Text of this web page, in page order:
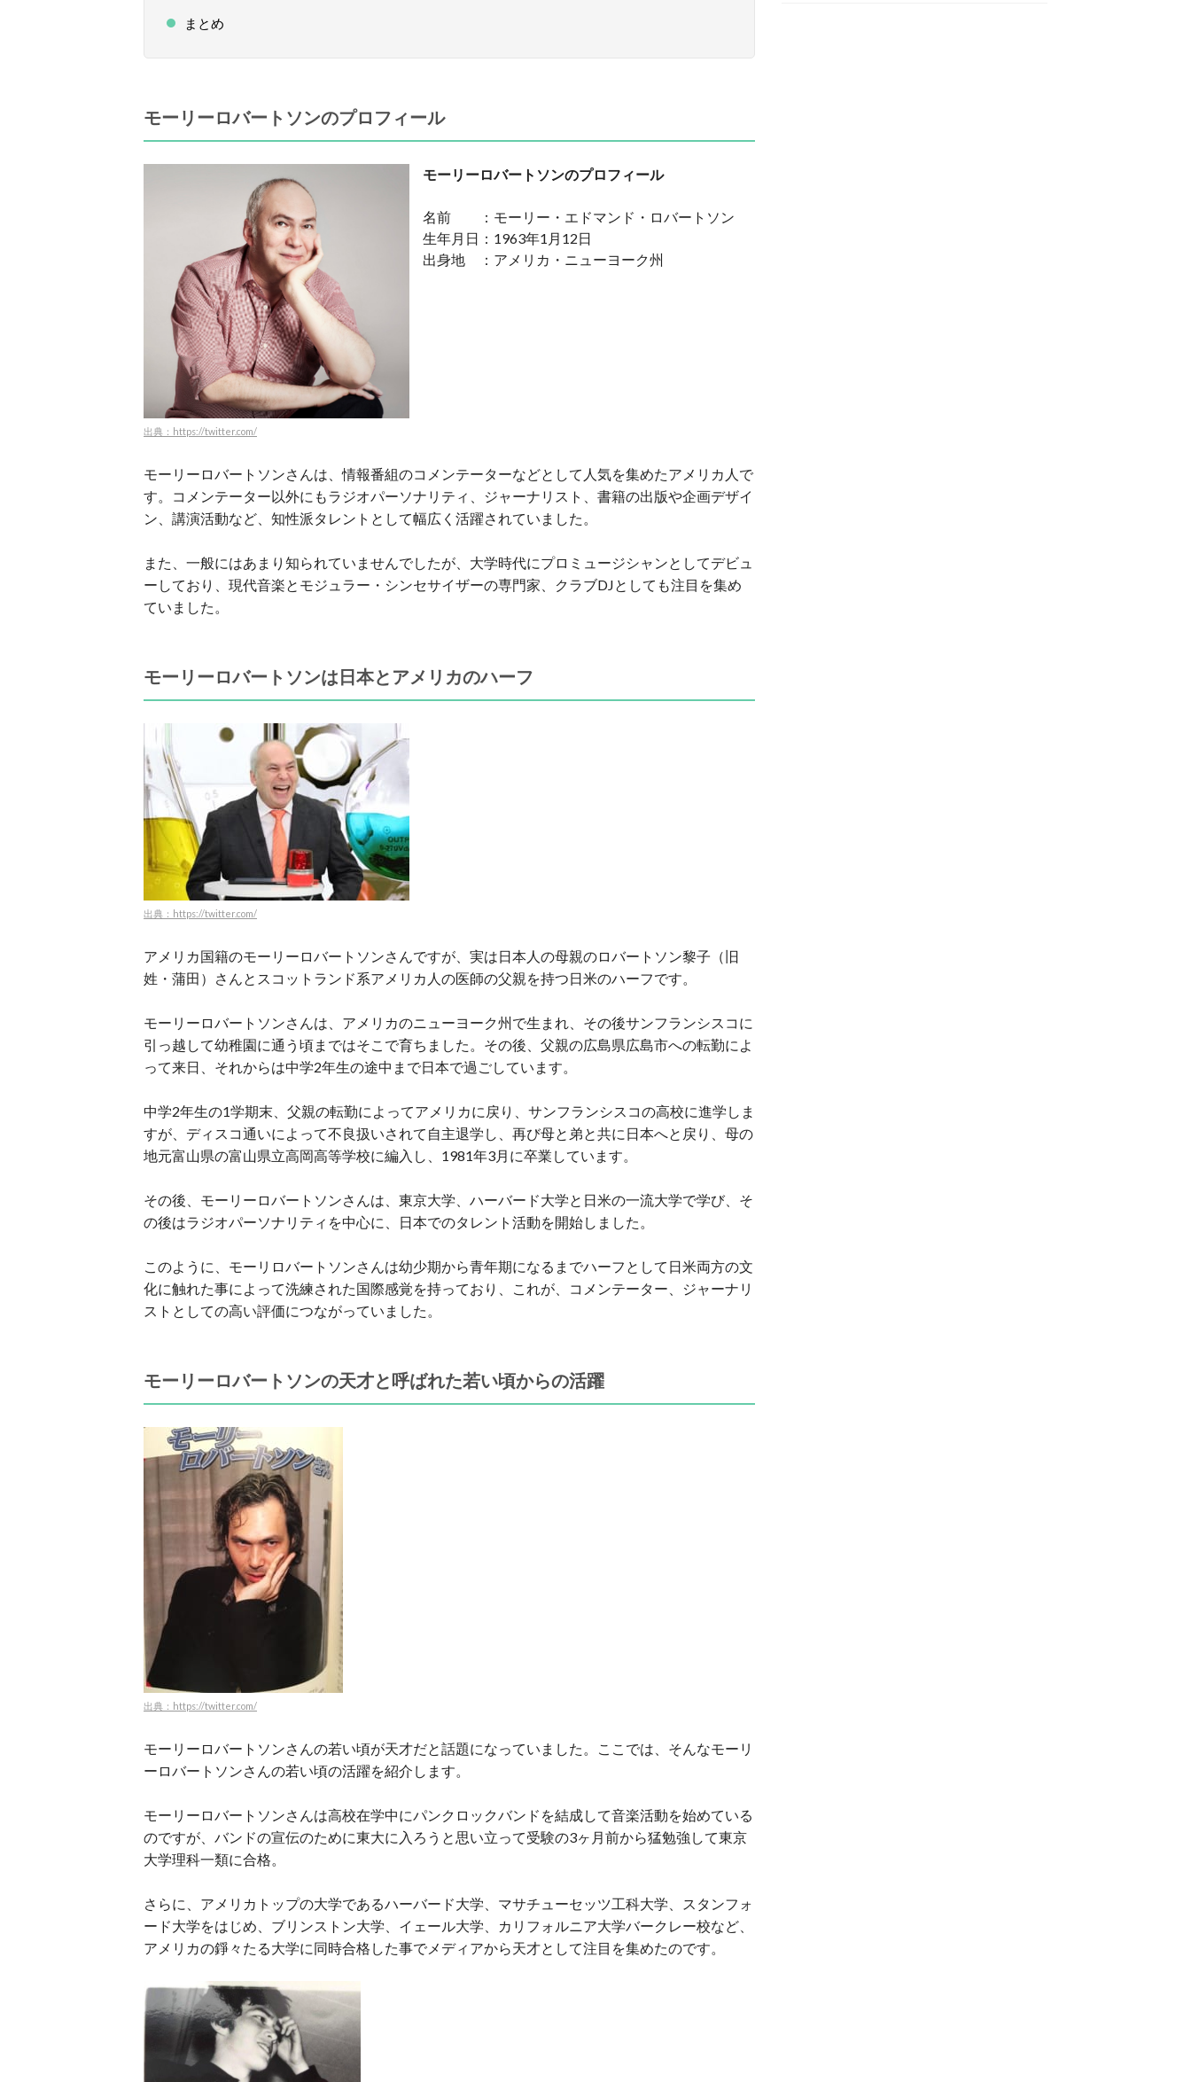
まとめ
モーリーロバートソンのプロフィール
出典：https://twitter.com/
モーリーロバートソンのプロフィール
名前 ：モーリー・エドマンド・ロバートソン
生年月日：1963年1月12日
出身地 ：アメリカ・ニューヨーク州
モーリーロバートソンさんは、情報番組のコメンテーターなどとして人気を集めたアメリカ人で
す。コメンテーター以外にもラジオパーソナリティ、ジャーナリスト、書籍の出版や企画デザイ
ン、講演活動など、知性派タレントとして幅広く活躍されていました。
また、一般にはあまり知られていませんでしたが、大学時代にプロミュージシャンとしてデビュ
ーしており、現代音楽とモジュラー・シンセサイザーの専門家、クラブDJとしても注目を集め
ていました。
モーリーロバートソンは日本とアメリカのハーフ
出典：https://twitter.com/
アメリカ国籍のモーリーロバートソンさんですが、実は日本人の母親のロバートソン黎子（旧
姓・蒲田）さんとスコットランド系アメリカ人の医師の父親を持つ日米のハーフです。
モーリーロバートソンさんは、アメリカのニューヨーク州で生まれ、その後サンフランシスコに
引っ越して幼稚園に通う頃まではそこで育ちました。その後、父親の広島県広島市への転勤によ
って来日、それからは中学2年生の途中まで日本で過ごしています。
中学2年生の1学期末、父親の転勤によってアメリカに戻り、サンフランシスコの高校に進学しま
すが、ディスコ通いによって不良扱いされて自主退学し、再び母と弟と共に日本へと戻り、母の
地元富山県の富山県立高岡高等学校に編入し、1981年3月に卒業しています。
その後、モーリーロバートソンさんは、東京大学、ハーバード大学と日米の一流大学で学び、そ
の後はラジオパーソナリティを中心に、日本でのタレント活動を開始しました。
このように、モーリロバートソンさんは幼少期から青年期になるまでハーフとして日米両方の文
化に触れた事によって洗練された国際感覚を持っており、これが、コメンテーター、ジャーナリ
ストとしての高い評価につながっていました。
モーリーロバートソンの天才と呼ばれた若い頃からの活躍
出典：https://twitter.com/
モーリーロバートソンさんの若い頃が天才だと話題になっていました。ここでは、そんなモーリ
ーロバートソンさんの若い頃の活躍を紹介します。
モーリーロバートソンさんは高校在学中にパンクロックバンドを結成して音楽活動を始めている
のですが、バンドの宣伝のために東大に入ろうと思い立って受験の3ヶ月前から猛勉強して東京
大学理科一類に合格。
さらに、アメリカトップの大学であるハーバード大学、マサチューセッツ工科大学、スタンフォ
ード大学をはじめ、ブリンストン大学、イェール大学、カリフォルニア大学バークレー校など、
アメリカの錚々たる大学に同時合格した事でメディアから天才として注目を集めたのです。